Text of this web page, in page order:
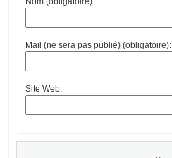
Mail (ne sera pas publié) (obligatoire):
Site Web: